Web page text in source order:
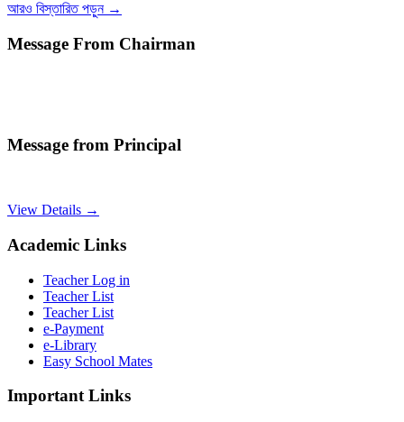
আরও বিস্তারিত পড়ুন →
Message From Chairman
Message from Principal
View Details →
Academic Links
Teacher Log in
Teacher List
Teacher List
e-Payment
e-Library
Easy School Mates
Important Links